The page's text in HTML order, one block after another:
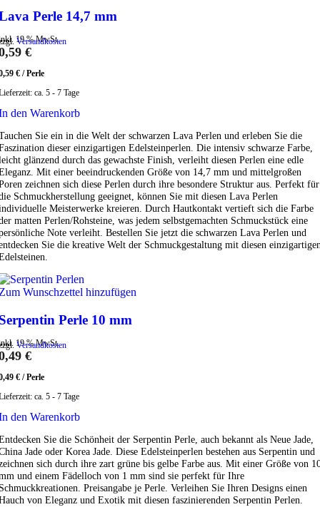
Perle 14,7 mm
19 % MwSt.
Versandkosten
€
€ /Perle
ca. 5 - 7 Tage
den Warenkorb
Sie ein in die Welt der schwarzen Lava Perlen und erleben Sie die
dieser einzigartigen Edelsteinperlen. Die intensiv schwarze Farbe,
glänzend durch das gewachste Finish, verleiht diesen Perlen eine edle
Mit einer beeindruckenden Größe von 14,7 mm und mittelgroßen
zeichnen sich diese Perlen durch ihre besondere Struktur aus. Perfekt für
Schmuckherstellung geeignet, können Sie mit diesen Lava Perlen
Meisterwerke kreieren. Durch Hautkontakt vertieft sich die Farbe
matten Perlen/Rohsteine, was jedem selbstgemachten Schmuckstück eine
Note verleiht. Bestellen Sie jetzt die schwarzen Lava Perlen und
Sie die kreative Welt der Schmuckgestaltung mit diesen
Wunschzettel hinzufügen
Perle 10 mm
19 % MwSt.
Versandkosten
€
€ /Perle
ca. 5 - 7 Tage
den Warenkorb
Sie die Schönheit der Serpentin Perle, auch bekannt als Neue Jade,
Jade oder Korea Jade. Diese Edelsteinperlen bestehen aus Serpentin und
sich durch ihre zart grüne bis gelbe Farbe aus. Mit einer Größe von
und einem Fädelloch von 1 mm sind sie perfekt für Ihre
Preisangabe je Perle. Verleihen Sie Ihren Designs einen
von Eleganz und Exotik mit diesen faszinierenden Serpentin Perlen.